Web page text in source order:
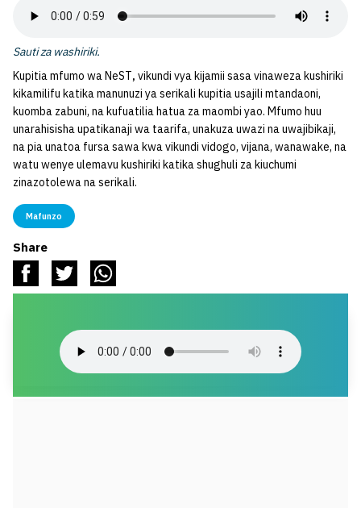
Sauti za washiriki.
Kupitia mfumo wa NeST, vikundi vya kijamii sasa vinaweza kushiriki
kikamilifu katika manunuzi ya serikali kupitia usajili mtandaoni,
kuomba zabuni, na kufuatilia hatua za maombi yao. Mfumo huu
unarahisisha upatikanaji wa taarifa, unakuza uwazi na uwajibikaji,
na pia unatoa fursa sawa kwa vikundi vidogo, vijana, wanawake, na
watu wenye ulemavu kushiriki katika shughuli za kiuchumi
zinazotolewa na serikali.
Mafunzo
Share